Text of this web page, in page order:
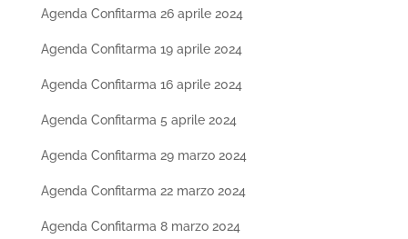
Agenda Confitarma 26 aprile 2024
Agenda Confitarma 19 aprile 2024
Agenda Confitarma 16 aprile 2024
Agenda Confitarma 5 aprile 2024
Agenda Confitarma 29 marzo 2024
Agenda Confitarma 22 marzo 2024
Agenda Confitarma 8 marzo 2024